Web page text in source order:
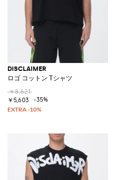
DISCLAIMER
ロゴ コットン Tシャツ
￥8,621
￥5,603
-35%